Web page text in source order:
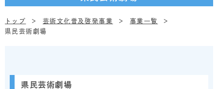
トップ 芸術文化普及啓発事業
事業一覧
県民芸術劇場
県民芸術劇場